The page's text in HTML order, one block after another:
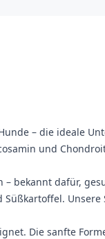
– die ideale
und
bekannt dafür,
Die sanfte